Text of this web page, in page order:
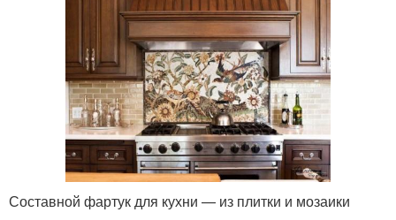
Составной фартук для кухни — из плитки и мозаики